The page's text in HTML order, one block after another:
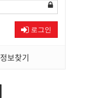
로그인
정보찾기